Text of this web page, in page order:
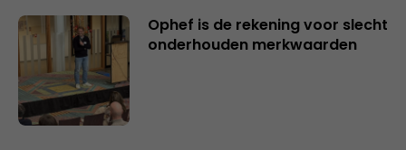
Ophef is de rekening voor slecht
onderhouden merkwaarden